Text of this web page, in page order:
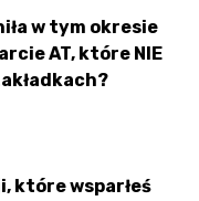
w tym okresie
AT, które NIE
które wsparłeś